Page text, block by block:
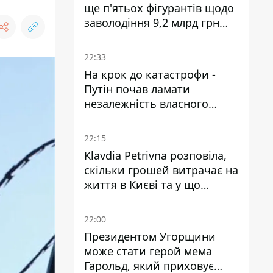
ще п'ятьох фігурантів щодо
заволодіння 9,2 млрд грн
ПриватБанку скерували до
суду
22:33
На крок до катастрофи -
Путін почав ламати
незалежність власного
Центробанку, змусивши
знизити базову ставку
22:15
Klavdia Petrivna розповіла,
скільки грошей витрачає на
життя в Києві та у що
вкладає мільйони
22:00
Президентом Угорщини
може стати герой мема
Гарольд, який приховує